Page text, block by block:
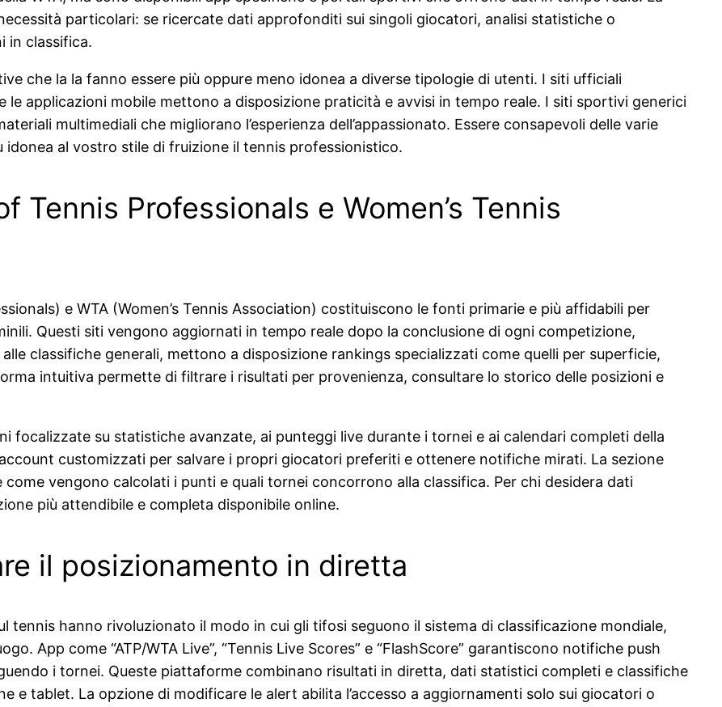
particolari: se ricercate dati approfonditi sui singoli giocatori, analisi statistiche o
in classifica.
che la la fanno essere più oppure meno idonea a diverse tipologie di utenti. I siti ufficiali
le applicazioni mobile mettono a disposizione praticità e avvisi in tempo reale. I siti sportivi generici
multimediali che migliorano l’esperienza dell’appassionato. Essere consapevoli delle varie
al vostro stile di fruizione il tennis professionistico.
Professionals e Women’s Tennis
e WTA (Women’s Tennis Association) costituiscono le fonti primarie e più affidabili per
Questi siti vengono aggiornati in tempo reale dopo la conclusione di ogni competizione,
classifiche generali, mettono a disposizione rankings specializzati come quelli per superficie,
intuitiva permette di filtrare i risultati per provenienza, consultare lo storico delle posizioni e
focalizzate su statistiche avanzate, ai punteggi live durante i tornei e ai calendari completi della
customizzati per salvare i propri giocatori preferiti e ottenere notifiche mirati. La sezione
come vengono calcolati i punti e quali tornei concorrono alla classifica. Per chi desidera dati
più attendibile e completa disponibile online.
il posizionamento in diretta
tennis hanno rivoluzionato il modo in cui gli tifosi seguono il sistema di classificazione mondiale,
App come “ATP/WTA Live”, “Tennis Live Scores” e “FlashScore” garantiscono notifiche push
i tornei. Queste piattaforme combinano risultati in diretta, dati statistici completi e classifiche
e tablet. La opzione di modificare le alert abilita l’accesso a aggiornamenti solo sui giocatori o